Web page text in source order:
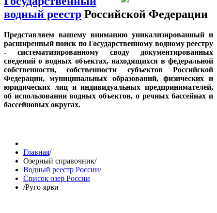
водный реестр Российской Федерации
Представляем вашему вниманию уникализированный и
расширенный поиск по Государственному водному реестру
- систематизированному своду документированных
сведений о водных объектах, находящихся в федеральной
собственности, собственности субъектов Российской
Федерации, муниципальных образований, физических и
юридических лиц и индивидуальных предпринимателей,
об использовании водных объектов, о речных бассейнах и
бассейновых округах.
Главная/
Озерный справочник/
Водный реестр России/
Список озер России
/Руго-ярви